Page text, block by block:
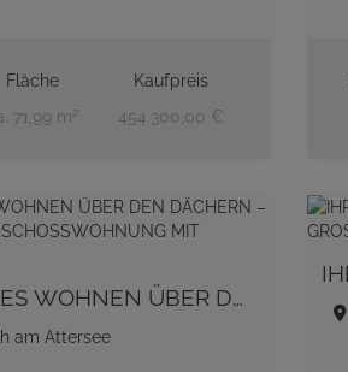
Fläche
71,99 m2
Kaufpreis
454.300,00 €
GROSSZÜGIGES WOHNEN ÜBER DEN DÄCHERN – ELEGANTE DACHGESCHOSSWOHNUNG MIT TRAUMBLICK
am Attersee